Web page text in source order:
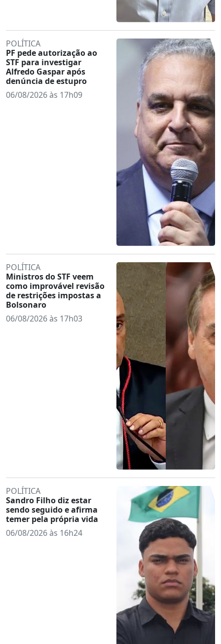
POLÍTICA
PF pede autorização ao
STF para investigar
Alfredo Gaspar após
denúncia de estupro
06/08/2026 às 17h09
POLÍTICA
Ministros do STF veem
como improvável revisão
de restrições impostas a
Bolsonaro
06/08/2026 às 17h03
POLÍTICA
Sandro Filho diz estar
sendo seguido e afirma
temer pela própria vida
06/08/2026 às 16h24